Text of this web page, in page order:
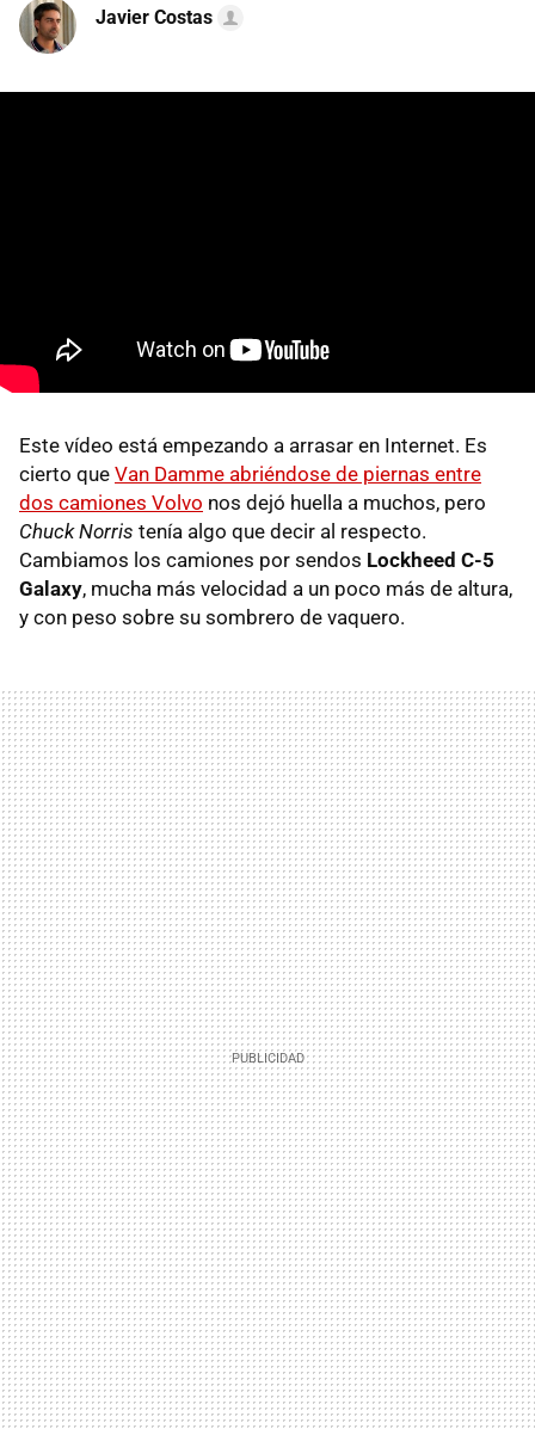
Javier Costas
Este vídeo está empezando a arrasar en Internet. Es
cierto que Van Damme abriéndose de piernas entre
dos camiones Volvo nos dejó huella a muchos, pero
Chuck Norris tenía algo que decir al respecto.
Cambiamos los camiones por sendos Lockheed C-5
Galaxy, mucha más velocidad a un poco más de altura,
y con peso sobre su sombrero de vaquero.